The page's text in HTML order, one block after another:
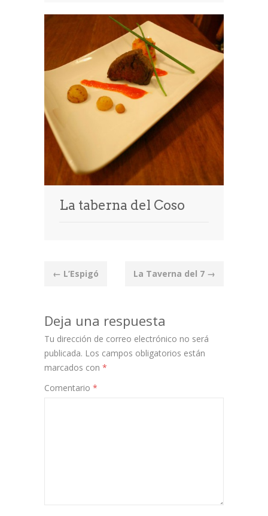
La taberna del Coso
Post
← L’Espigó La Taverna del 7 →
Deja una respuesta
Tu dirección de correo electrónico no será
publicada. Los campos obligatorios están
marcados con *
Comentario *